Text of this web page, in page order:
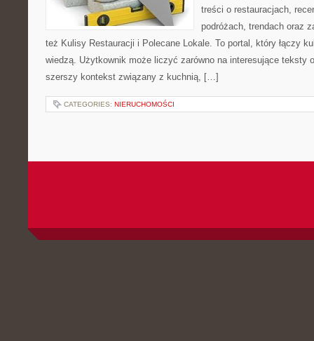
treści o restauracjach,
podróżach, trendach oraz
też Kulisy Restauracji i Polecane Lokale. To portal, który łączy
wiedzą. Użytkownik może liczyć zarówno na interesujące teksty
szerszy kontekst związany z kuchnią, […]
CATEGORIES: NIERUCHOMOŚCI